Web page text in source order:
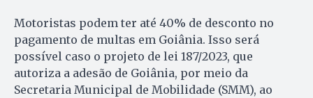
Motoristas podem ter até 40% de desconto no
pagamento de multas em Goiânia. Isso será
possível caso o projeto de lei 187/2023, que
autoriza a adesão de Goiânia, por meio da
Secretaria Municipal de Mobilidade (SMM), ao